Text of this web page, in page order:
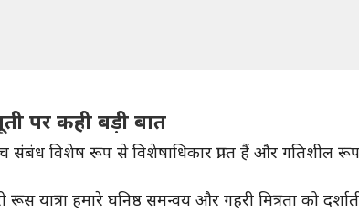
पर कही बड़ी बात
संबंध विशेष रूप से विशेषाधिकार प्राप्त हैं और
रूस यात्रा हमारे घनिष्ठ समन्वय और गहरी मित्रता को